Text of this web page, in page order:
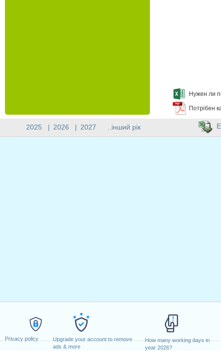
Privacy policy
Upgrade your account to remove
ads & more
How many working days in
year 2026?
Нужен ли
Потрібен
2025 | 2026 | 2027 ..інший рік